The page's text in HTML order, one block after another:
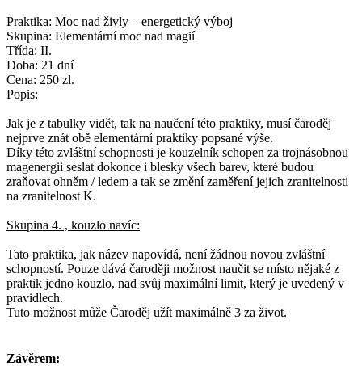
Praktika: Moc nad živly – energetický výboj
Skupina: Elementární moc nad magií
Třída: II.
Doba: 21 dní
Cena: 250 zl.
Popis:
Jak je z tabulky vidět, tak na naučení této praktiky, musí čaroděj
nejprve znát obě elementární praktiky popsané výše.
Díky této zvláštní schopnosti je kouzelník schopen za trojnásobnou
magenergii seslat dokonce i blesky všech barev, které budou
zraňovat ohněm / ledem a tak se změní zaměření jejich zranitelnosti
na zranitelnost K.
Skupina 4. , kouzlo navíc:
Tato praktika, jak název napovídá, není žádnou novou zvláštní
schopností. Pouze dává čaroději možnost naučit se místo nějaké z
praktik jedno kouzlo, nad svůj maximální limit, který je uvedený v
pravidlech.
Tuto možnost může Čaroděj užít maximálně 3 za život.
Závěrem: